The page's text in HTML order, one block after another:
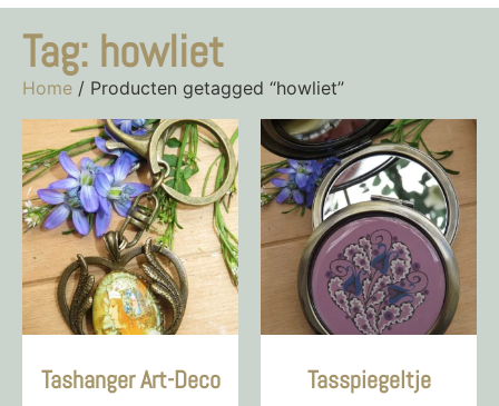
Tag: howliet
Home / Producten getagged “howliet”
Tashanger Art-Deco Tasspiegeltje